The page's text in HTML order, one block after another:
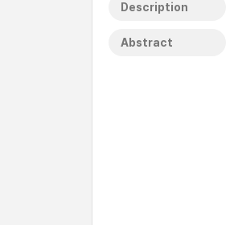
Description
Abstract